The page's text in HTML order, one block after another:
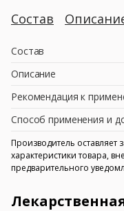
Состав
Состав
Описание
Рекомендация к
Способ применения и
Производитель
характеристики товара,
предварительного